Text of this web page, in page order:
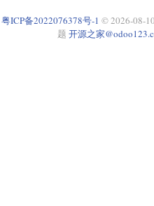
粤ICP备2022076378号-1 © 2026-08-10
题 开源之家